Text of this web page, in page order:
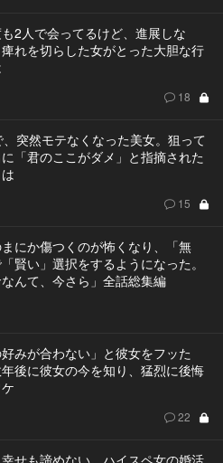
も2人で会ってるけど、進展しな
れを切らした女がとった大胆な行
18
突然モテなくなった美女。狙って
「君のここがダメ」と指摘された
15
にか傷つくのが怖くなり、「無
賢い」選択をするようになった。
なんて、今さら」全話総集編
好みが合わない」と彼女をフッた
後に彼女の今を知り、猛烈に後悔
22
せも諦めない。ハイスペ女の婚活